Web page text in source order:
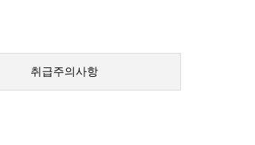
취급주의사항